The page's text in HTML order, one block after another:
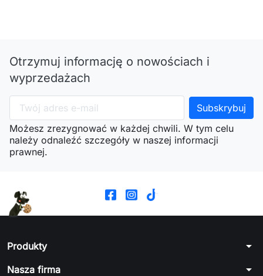
Otrzymuj informację o nowościach i
wyprzedażach
Możesz zrezygnować w każdej chwili. W tym celu
należy odnaleźć szczegóły w naszej informacji
prawnej.
Produkty arrow_drop_down
Nasza firma arrow_drop_down